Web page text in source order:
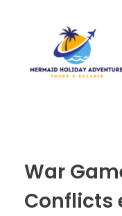
War
Conflicts